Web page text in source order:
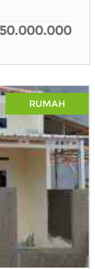
RUMAH